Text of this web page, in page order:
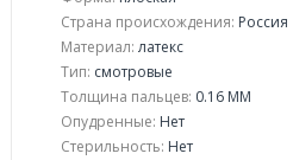
Страна происхождения: Россия
Материал: латекс
Тип: смотровые
Толщина пальцев: 0.16 ММ
Опудренные: Нет
Стерильность: Нет